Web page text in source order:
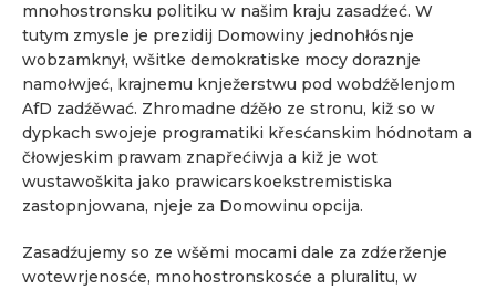
mnohostronsku politiku w našim kraju zasadźeć. W
tutym zmysle je prezidij Domowiny jednohłósnje
wobzamknył, wšitke demokratiske mocy doraznje
namołwjeć, krajnemu knježerstwu pod wobdźělenjom
AfD zadźěwać. Zhromadne dźěło ze stronu, kiž so w
dypkach swojeje programatiki křesćanskim hódnotam a
čłowjeskim prawam znapřećiwja a kiž je wot
wustawoškita jako prawicarskoekstremistiska
zastopnjowana, njeje za Domowinu opcija.
Zasadźujemy so ze wšěmi mocami dale za zdźerženje
wotewrjenosće, mnohostronskosće a pluralitu, w